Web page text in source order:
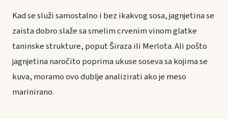
Kad se služi samostalno i bez ikakvog sosa, jagnjetina se
zaista dobro slaže sa smelim crvenim vinom glatke
taninske strukture, poput Širaza ili Merlota. Ali pošto
jagnjetina naročito poprima ukuse soseva sa kojima se
kuva, moramo ovo dublje analizirati ako je meso
marinirano.